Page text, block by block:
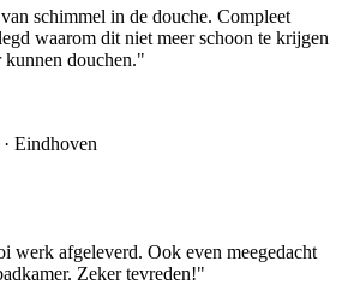
schimmel in de douche. Compleet
waarom dit niet meer schoon te krijgen
douchen."
· Eindhoven
werk afgeleverd. Ook even meegedacht
Zeker tevreden!"